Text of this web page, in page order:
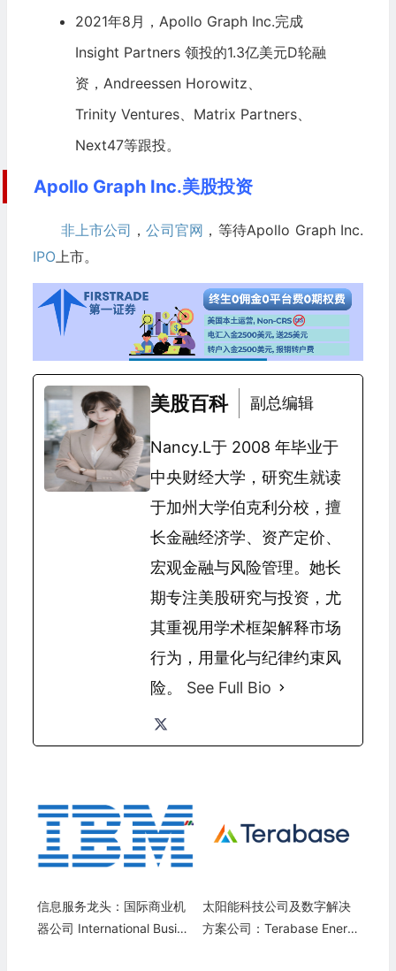
2021年8月，Apollo Graph Inc.完成
Insight Partners领投的1.3亿美元D轮融
资，Andreessen Horowitz、
Trinity Ventures、Matrix Partners、
Next47等跟投。
Apollo Graph Inc.美股投资
非上市公司 ，公司官网 ，等待Apollo Graph Inc.
IPO上市。
美股百科 副总编辑
Nancy.L于 2008 年毕业于
中央财经大学，研究生就读
于加州大学伯克利分校，擅
长金融经济学、资产定价、
宏观金融与风险管理。她长
期专注美股研究与投资，尤
其重视用学术框架解释市场
行为，用量化与纪律约束风
险。 See Full Bio
信息服务龙头：国际商业机
器公司 International Busine
太阳能科技公司及数字解决
方案公司：Terabase Energ